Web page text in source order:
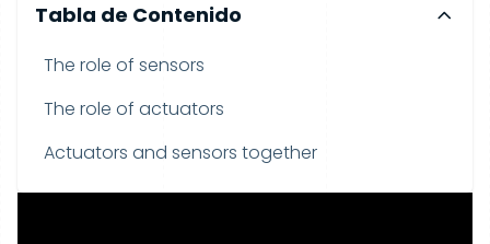
Tabla de Contenido
The role of sensors
The role of actuators
Actuators and sensors together